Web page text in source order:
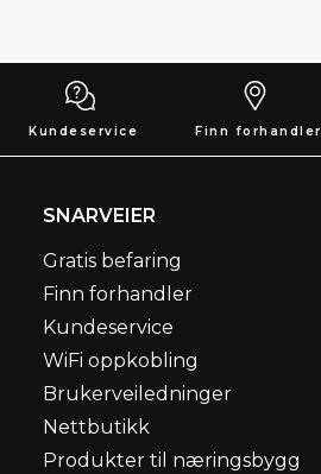
Kundeservice Finn forhandler
SNARVEIER
Gratis befaring
Finn forhandler
Kundeservice
WiFi oppkobling
Brukerveiledninger
Nettbutikk
Produkter til næringsbygg